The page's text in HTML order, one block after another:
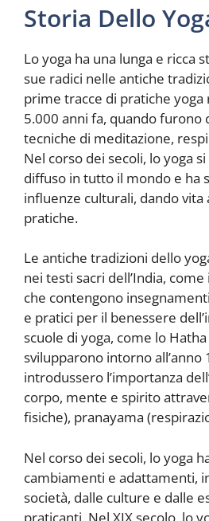
Storia Dello
Lo yoga ha una lunga e ricca
sue radici nelle antiche
prime tracce di pratiche yoga
5.000 anni fa, quando furono
tecniche di meditazione,
Nel corso dei secoli, lo yoga
diffuso in tutto il mondo e ha
influenze culturali, dando
pratiche.
Le antiche tradizioni dello
nei testi sacri dell’India, come
che contengono
e pratici per il benessere
scuole di yoga, come lo Hatha
svilupparono intorno all’anno
introdussero l’importanza
corpo, mente e spirito
fisiche), pranayama
Nel corso dei secoli, lo yoga
cambiamenti e adattamenti,
società, dalle culture e dalle
praticanti. Nel XIX secolo, lo